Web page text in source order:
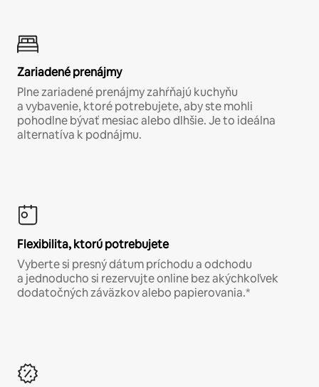
Zariadené prenájmy
Plne zariadené prenájmy zahŕňajú kuchyňu
a vybavenie, ktoré potrebujete, aby ste mohli
pohodlne bývať mesiac alebo dlhšie. Je to ideálna
alternatíva k podnájmu.
Flexibilita, ktorú potrebujete
Vyberte si presný dátum príchodu a odchodu
a jednoducho si rezervujte online bez akýchkoľvek
dodatočných záväzkov alebo papierovania.*